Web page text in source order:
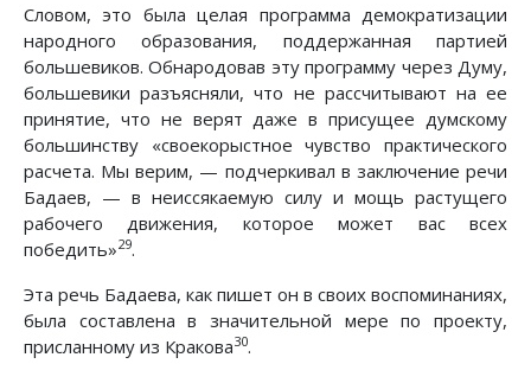
Словом, это была целая программа демократизации
народного образования, поддержанная партией
большевиков. Обнародовав эту программу через Думу,
большевики разъясняли, что не рассчитывают на ее
принятие, что не верят даже в присущее думскому
большинству «своекорыстное чувство практического
расчета. Мы верим, — подчеркивал в заключение речи
Бадаев, — в неиссякаемую силу и мощь растущего
рабочего движения, которое может вас всех
победить»29.
Эта речь Бадаева, как пишет он в своих воспоминаниях,
была составлена в значительной мере по проекту,
присланному из Кракова30.